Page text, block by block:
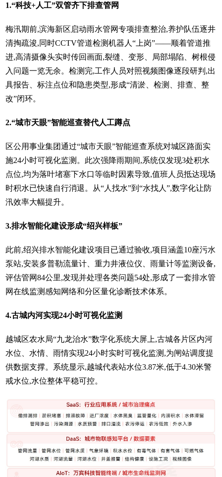
1.“科技+人工”双管齐下排查管网
梅汛期前,滨海新区启动雨水管网专项排查整治,养护队伍逐井
清掏疏浚,同时CCTV管道检测机器人“上岗”——顺着管道推
进,高清摄像头实时传回画面,裂缝、变形、局部塌陷、树根侵
入问题一览无余。检测完,工作人员对照视频图像逐段研判,出
具报告、标注点位和隐患类型,形成“清淤、检测、排查、整
改”闭环。
2.“城市天眼”智能巡查替代人工蹲点
区公用事业集团通过“城市天眼”智能巡查系统对城区路面实
施24小时可视化监测。此次强降雨期间,系统仅发现3处积水
点位,均为落叶堵塞下水口等临时因素导致,值班人员抵达现场
时积水已快速自行消退。从“人找水”到“水找人”,数字化让防
汛效率大幅提升。
3.排水智能化建设形成“绍兴样板”
此前,绍兴排水智能化建设项目已通过验收,项目涵盖10座污水
泵站,安装多普勒流量计、重力井液位仪、雨量计等监测设备,
评估管网84公里,发现并处理各类问题54处,形成了一套排水管
网在线监测感知网络和分区量化诊断技术体系。
4.古城内河实现24小时可视化监测
越城区农水局“九龙治水”数字化系统大屏上,古城各片区内河
水位、水情、雨情实现24小时实时可视化监测,为闸站调度提
供数据支撑。系统显示,越城代表站水位3.87米,低于4.30米警
戒水位,水位整体平稳可控。